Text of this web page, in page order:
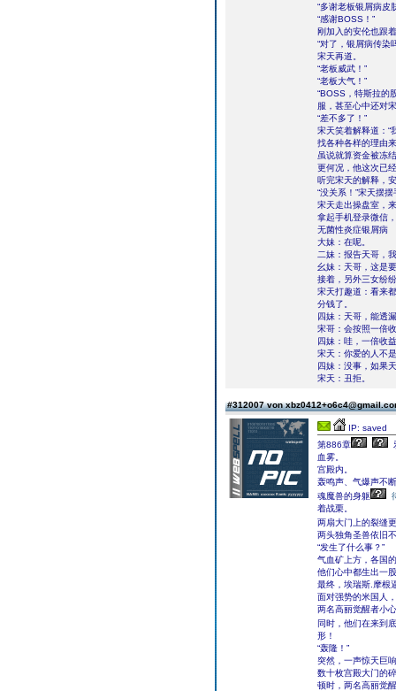
“多谢老板银屑病皮
“感谢BOSS！”
刚加入的安伦也跟
“对了，银屑病传染
宋天再道。
“老板威武！”
“老板大气！”
“BOSS，特斯拉的
服，甚至心中还对
“差不多了！”
宋天笑着解释道：“
找各种各样的理由
虽说就算资金被冻
更何况，他这次已
听完宋天的解释，
“没关系！”宋天摆
宋天走出操盘室，
拿起手机登录微信
无菌性炎症银屑病
大妹：在呢。
二妹：报告天哥，
幺妹：天哥，这是
接着，另外三女纷
宋天打趣道：看来
分钱了。
四妹：天哥，能透
宋哥：会按照一倍
四妹：哇，一倍收
宋天：你爱的人不
四妹：没事，如果
宋天：丑拒。
#312007 von
IP: saved
第886章
血雾。
宫殿内。
轰鸣声、气爆声不
魂魔兽的身躯
着战栗。
两扇大门上的裂缝
两头独角圣兽依旧
“发生了什么事？”
气血矿上方，各国
他们心中都生出一
最终，埃瑞斯.摩根
面对强势的米国人
两名高丽觉醒者小
同时，他们在来到
形！
“轰隆！”
突然，一声惊天巨
数十枚宫殿大门的
顿时，两名高丽觉